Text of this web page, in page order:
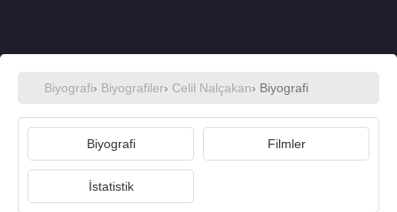
Biyografi› Biyografiler› Celil Nalçakan› Biyografi
Biyografi Filmler
İstatistik